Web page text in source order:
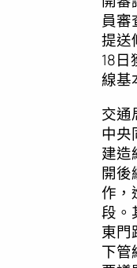
員審
提送
18
線基
交通
中央
建造
開後
作，
段。
東門
下管